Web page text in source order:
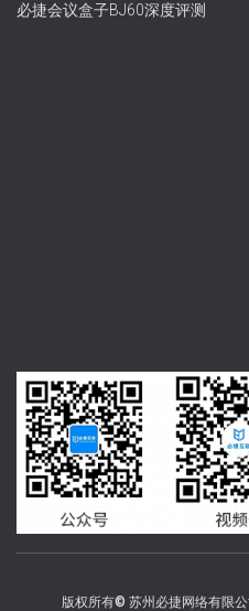
必捷会议盒子BJ60深度评测
版权所有© 苏州必捷网络有限公